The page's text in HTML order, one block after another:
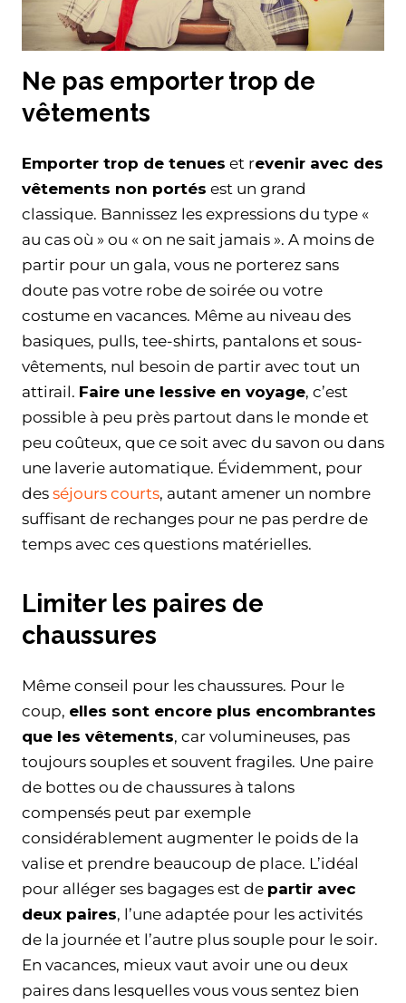
Ne pas emporter trop de
vêtements
Emporter trop de tenues et revenir avec des
vêtements non portés est un grand
classique. Bannissez les expressions du type «
au cas où » ou « on ne sait jamais ». A moins de
partir pour un gala, vous ne porterez sans
doute pas votre robe de soirée ou votre
costume en vacances. Même au niveau des
basiques, pulls, tee-shirts, pantalons et sous-
vêtements, nul besoin de partir avec tout un
attirail. Faire une lessive en voyage, c’est
possible à peu près partout dans le monde et
peu coûteux, que ce soit avec du savon ou dans
une laverie automatique. Évidemment, pour
des séjours courts, autant amener un nombre
suffisant de rechanges pour ne pas perdre de
temps avec ces questions matérielles.
Limiter les paires de
chaussures
Même conseil pour les chaussures. Pour le
coup, elles sont encore plus encombrantes
que les vêtements, car volumineuses, pas
toujours souples et souvent fragiles. Une paire
de bottes ou de chaussures à talons
compensés peut par exemple
considérablement augmenter le poids de la
valise et prendre beaucoup de place. L’idéal
pour alléger ses bagages est de partir avec
deux paires, l’une adaptée pour les activités
de la journée et l’autre plus souple pour le soir.
En vacances, mieux vaut avoir une ou deux
paires dans lesquelles vous vous sentez bien